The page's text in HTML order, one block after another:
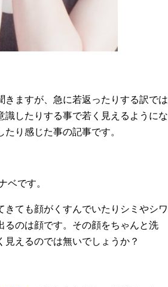
きますが、急に若返ったりする訳では
識したりする事で若く見 えるようにな
たり感じた事の記事です。
ベです。
ても顔がくすんでいたりシミやシワ
るのは顔です。その顔をちゃんと洗
えるのでは無いでしょうか？